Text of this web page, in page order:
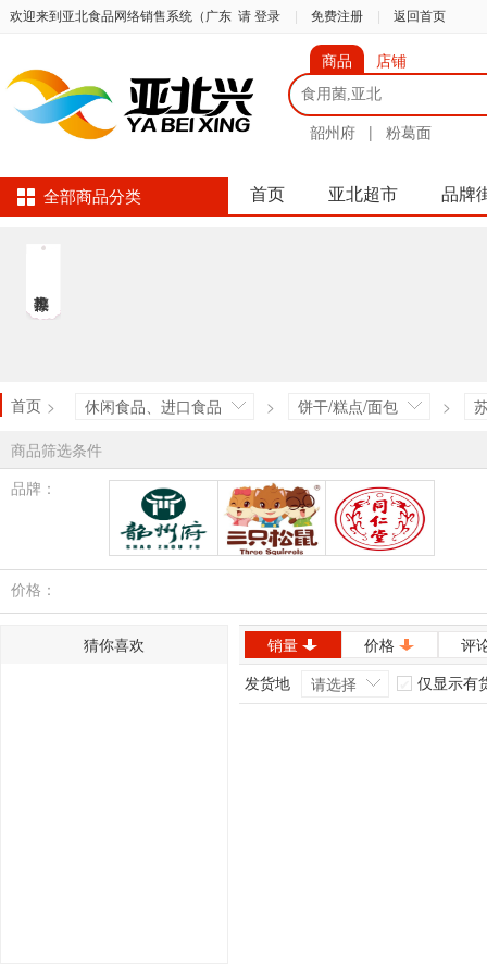
欢迎来到亚北食品网络销售系统（广东 请 登录 免费注册 返回首页
商品 店铺
韶州府 | 粉葛面
全部商品分类 首页 亚北超市 品牌
首页 > 休闲食品、进口食品 > 饼干/糕点/面包 >
商品筛选条件
品牌：
韶州府 三只松鼠
同仁堂
价格：
猜你喜欢 销量 价格
评
发货地
请选择 仅显示有